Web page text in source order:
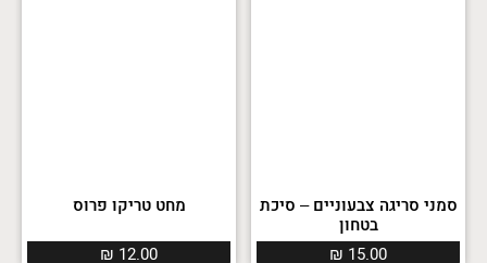
סמני סריגה צבעוניים – סיכת
בטחון
₪ 15.00
מחט טריקו פרוס
₪ 12.00